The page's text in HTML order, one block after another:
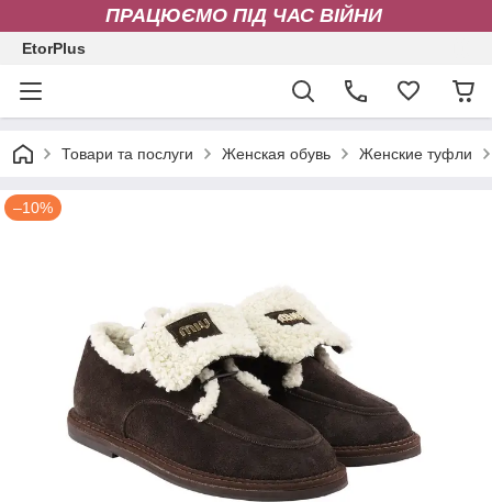
ПРАЦЮЄМО ПІД ЧАС ВІЙНИ
EtorPlus
Товари та послуги Женская обувь Женские туфли
–10%